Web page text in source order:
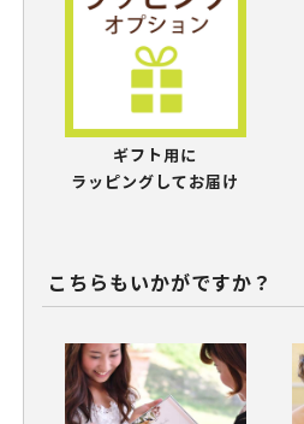
ギフト用に
ラッピングしてお届け
こちらもいかがですか？